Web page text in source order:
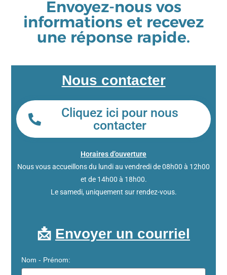
Envoyez-nous vos
informations et recevez
une réponse rapide.
Nous contacter
Cliquez ici pour nous
contacter
Horaires d’ouverture
Nous vous accueillons du lundi au vendredi de 08h00 à 12h00
et de 14h00 à 18h00.
Le samedi, uniquement sur rendez-vous.
📩 Envoyer un courriel
Nom - Prénom: